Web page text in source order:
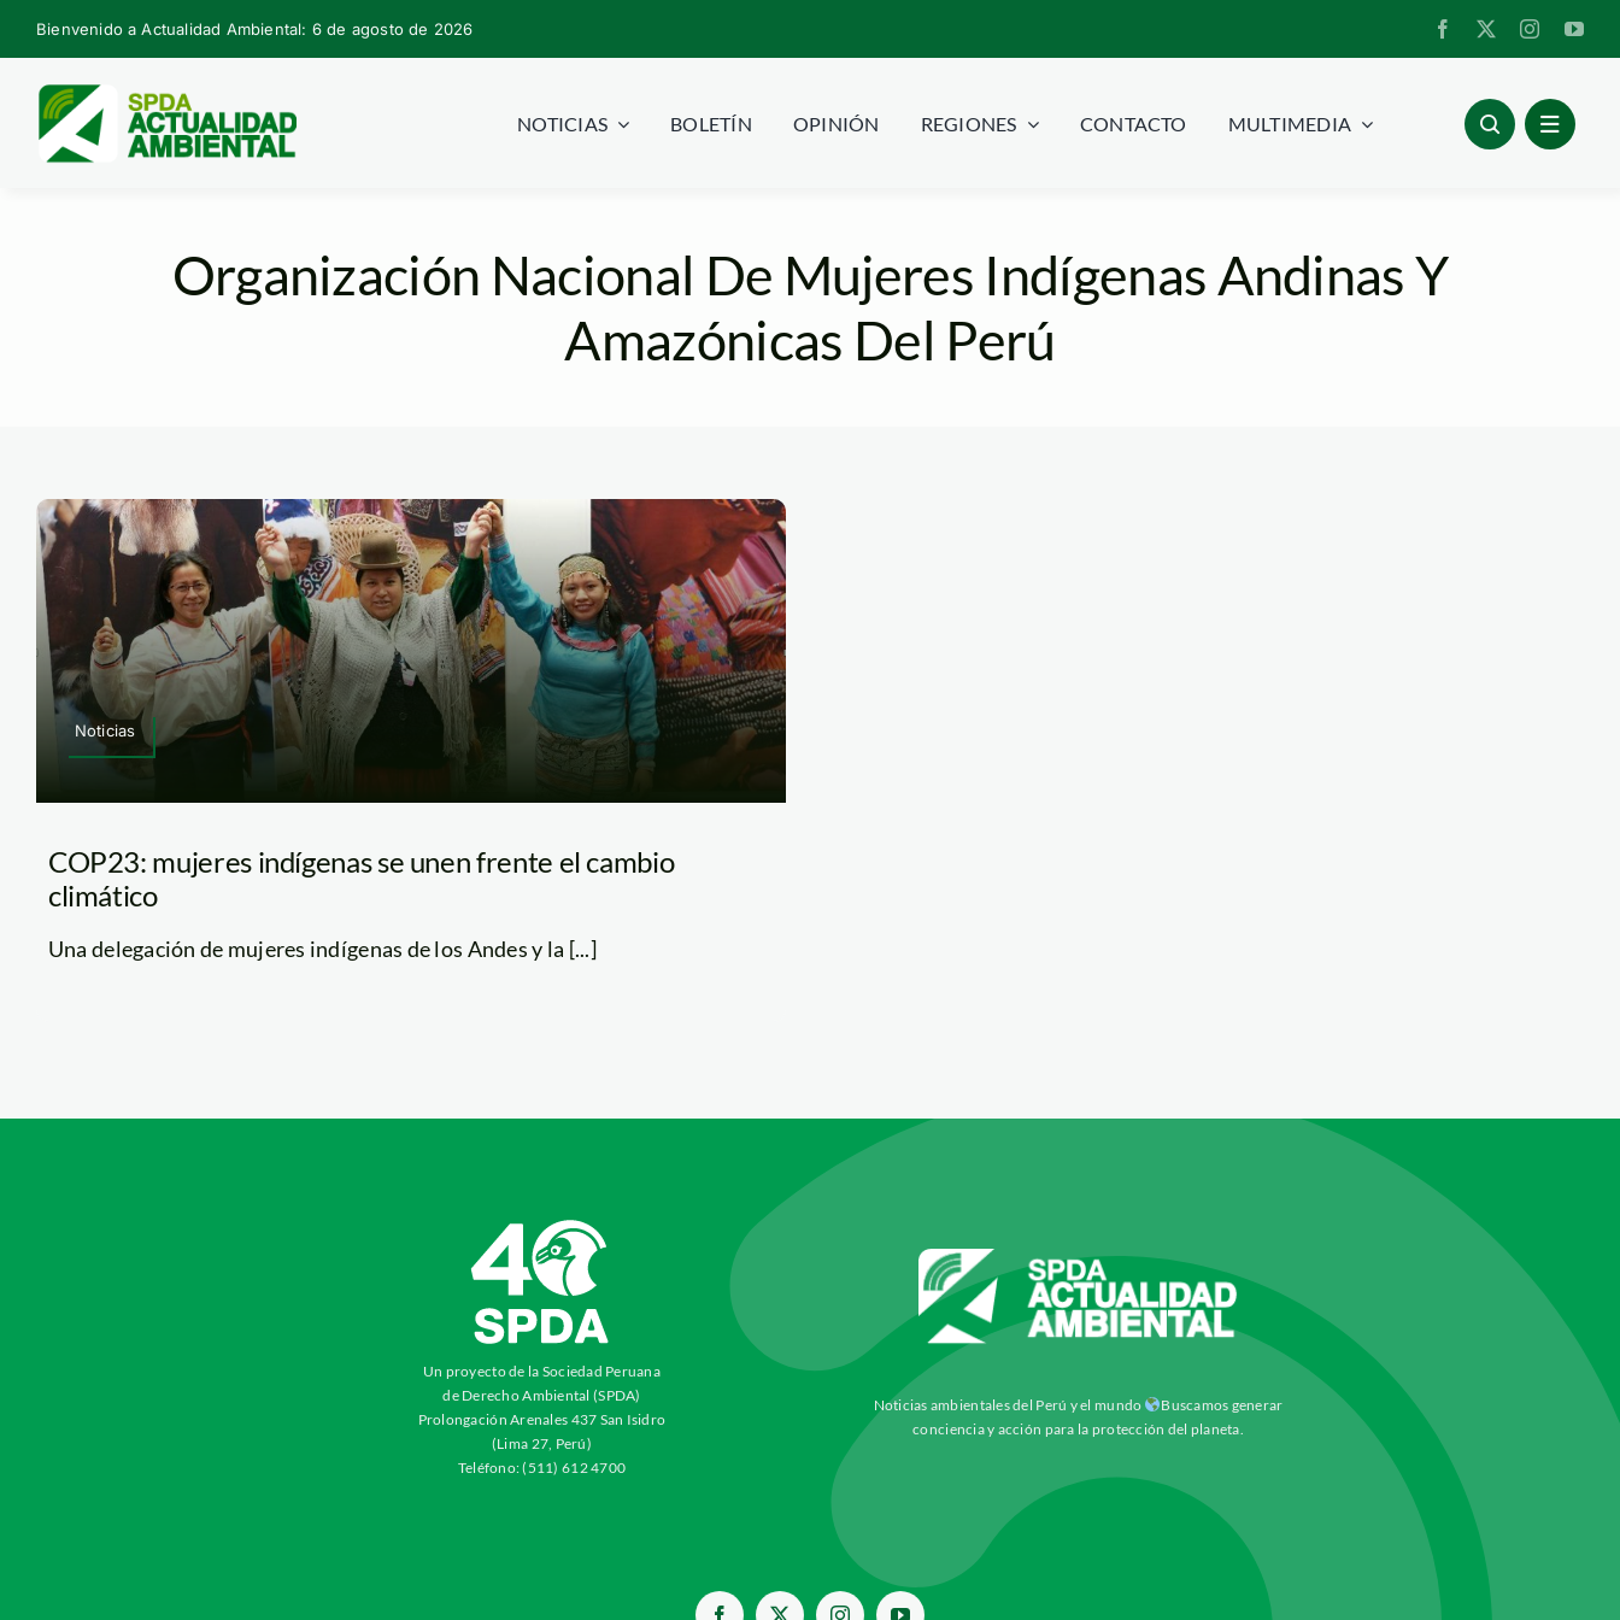
Skip
to
content
Bienvenido a Actualidad Ambiental: 6 de agosto de 2026
NOTICIAS BOLETÍN OPINIÓN REGIONES CONTACTO MULTIMEDIA
Organización Nacional De Mujeres Indígenas Andinas Y
Amazónicas Del Perú
Noticias
COP23: mujeres indígenas se unen frente el cambio
climático
Una delegación de mujeres indígenas de los Andes y la [...]
Un proyecto de la Sociedad Peruana
de Derecho Ambiental (SPDA)
Prolongación Arenales 437 San Isidro
(Lima 27, Perú)
Teléfono: (511) 612 4700
Noticias ambientales del Perú y el mundo
Buscamos generar
conciencia y acción para la protección del planeta.